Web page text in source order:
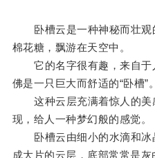
卧槽云是一种神秘而壮观
棉花糖，飘游在天空中。
它的名字很有趣，来自于
佛是一只巨大而舒适的“卧槽”。
这种云层充满着惊人的美
现，给人一种梦幻般的感觉。
卧槽云由细小的水滴和冰
成大片的云层，底部常常是